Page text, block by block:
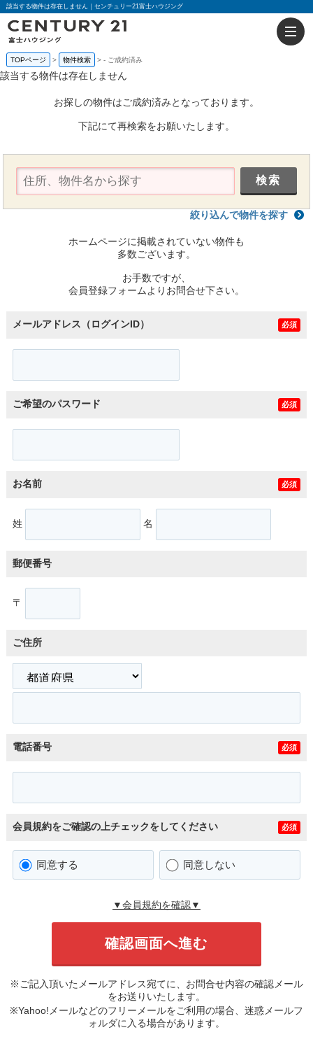
該当する物件は存在しません｜センチュリー21富士ハウジング
TOPページ 物件検索 - ご成約済み
該当する物件は存在しません
お探しの物件はご成約済みとなっております。
下記にて再検索をお願いたします。
絞り込んで物件を探す
ホームページに掲載されていない物件も
多数ございます。
お手数ですが、
会員登録フォームよりお問合せ下さい。
メールアドレス（ログインID） 必須
ご希望のパスワード 必須
お名前 必須
姓 名
郵便番号
〒
ご住所
電話番号 必須
会員規約をご確認の上チェックをしてください 必須
同意する 同意しない
▼会員規約を確認▼
※ご記入頂いたメールアドレス宛てに、お問合せ内容の確認メール
をお送りいたします。
※Yahoo!メールなどのフリーメールをご利用の場合、迷惑メールフ
ォルダに入る場合があります。